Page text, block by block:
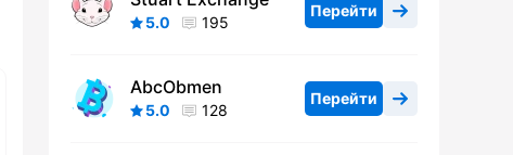
5.0 195
Перейти
AbcObmen
5.0 128
Перейти